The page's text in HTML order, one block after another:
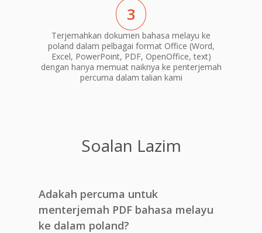
3
Terjemahkan dokumen bahasa melayu ke
poland dalam pelbagai format Office (Word,
Excel, PowerPoint, PDF, OpenOffice, text)
dengan hanya memuat naiknya ke penterjemah
percuma dalam talian kami
Soalan Lazim
Adakah percuma untuk
menterjemah PDF bahasa melayu
ke dalam poland?